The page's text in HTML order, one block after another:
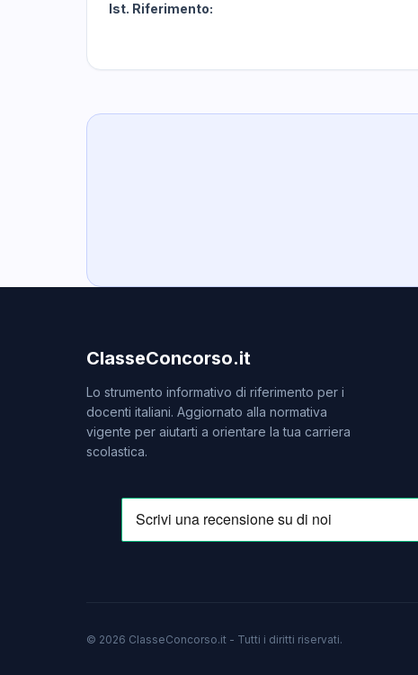
Ist. Riferimento:
ClasseConcorso.it
Lo strumento informativo di riferimento per i
docenti italiani. Aggiornato alla normativa
vigente per aiutarti a orientare la tua carriera
scolastica.
© 2026 ClasseConcorso.it - Tutti i diritti riservati.